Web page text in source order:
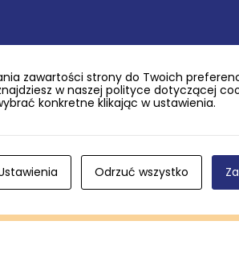
się do Krzemienicy, gdzie
z zagród można nawet
od ponad 150 lat. Obecni
zawartości strony do Twoich
w naszej polityce dotyczącej
konkretne klikając w ustawienia.
Odrzuć wszystko